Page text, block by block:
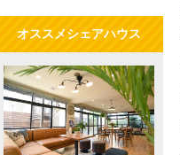
オススメシェアハウス